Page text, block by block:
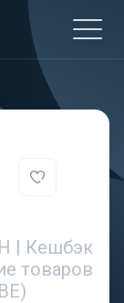
| Кешбэк
товаров